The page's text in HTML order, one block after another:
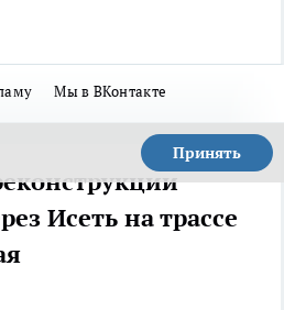
Мы в ВКонтакте
Принять
Исеть на трассе